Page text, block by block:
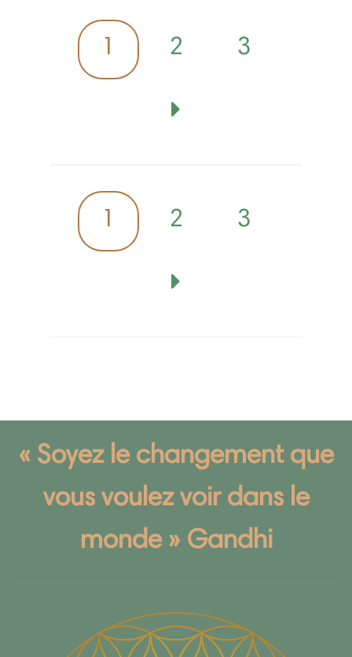
1 2 3
1 2 3
« Soyez le changement que
vous voulez voir dans le
monde » Gandhi